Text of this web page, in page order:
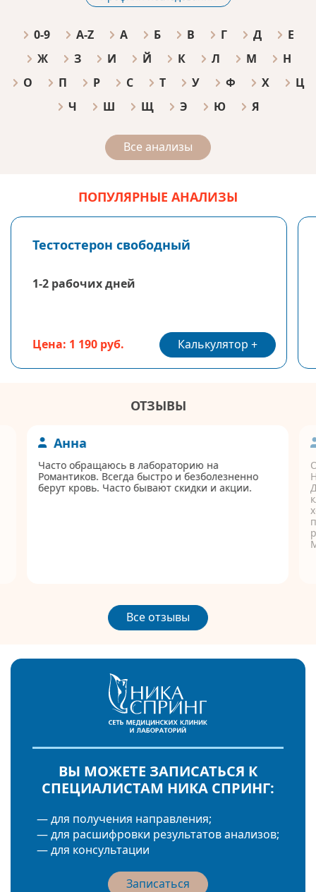
0-9 A-Z А Б В Г Д
Е
Ж
З И Й К Л М
Н
О
П Р С Т У Ф Х
Ц
Ч
Ш Щ Э Ю Я
Все анализы
ПОПУЛЯРНЫЕ АНАЛИЗЫ
Тестостерон свободный
1-2 рабочих дней
Цена: 1 190 руб. Калькулятор
ОТЗЫВЫ
Анна
Часто обращаюсь в лабораторию на
Романтиков. Всегда быстро и безболезненно
берут кровь. Часто бывают скидки и акции.
Все отзывы
ВЫ МОЖЕТЕ ЗАПИСАТЬСЯ К
СПЕЦИАЛИСТАМ НИКА СПРИНГ:
— для получения направления;
— для расшифровки результатов анализов;
— для консультации
Записаться